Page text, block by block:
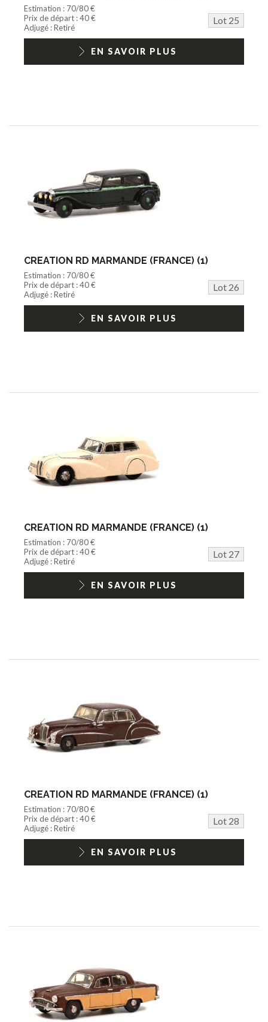
Estimation : 70/80 €
Prix de départ : 40 €
Lot 25
Adjugé : Retiré
EN SAVOIR PLUS
CREATION RD MARMANDE (FRANCE) (1)
Estimation : 70/80 €
Prix de départ : 40 €
Lot 26
Adjugé : Retiré
EN SAVOIR PLUS
CREATION RD MARMANDE (FRANCE) (1)
Estimation : 70/80 €
Prix de départ : 40 €
Lot 27
Adjugé : Retiré
EN SAVOIR PLUS
CREATION RD MARMANDE (FRANCE) (1)
Estimation : 70/80 €
Prix de départ : 40 €
Lot 28
Adjugé : Retiré
EN SAVOIR PLUS